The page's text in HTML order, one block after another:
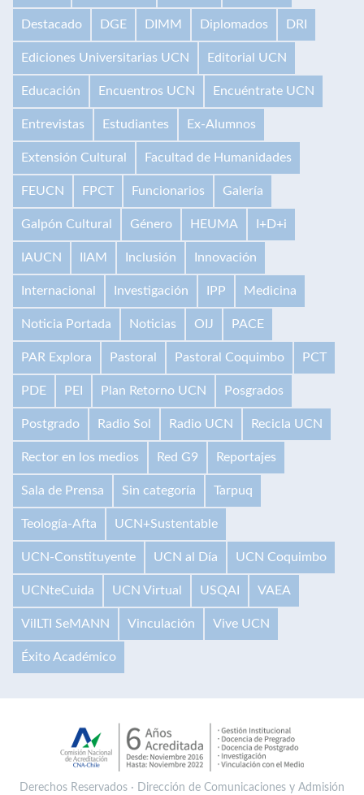
Destacado DGE DIMM Diplomados DRI
Ediciones Universitarias UCN Editorial UCN
Educación Encuentros UCN Encuéntrate UCN
Entrevistas Estudiantes Ex-Alumnos
Extensión Cultural Facultad de Humanidades
FEUCN FPCT Funcionarios Galería
Galpón Cultural Género HEUMA I+D+i
IAUCN IIAM Inclusión Innovación
Internacional Investigación IPP Medicina
Noticia Portada Noticias OIJ PACE
PAR Explora Pastoral Pastoral Coquimbo PCT
PDE PEI Plan Retorno UCN Posgrados
Postgrado Radio Sol Radio UCN Recicla UCN
Rector en los medios Red G9 Reportajes
Sala de Prensa Sin categoría Tarpuq
Teología-Afta UCN+Sustentable
UCN-Constituyente UCN al Día UCN Coquimbo
UCNteCuida UCN Virtual USQAI VAEA
VilLTI SeMANN Vinculación Vive UCN
Éxito Académico
Derechos Reservados · Dirección de Comunicaciones y Admisión